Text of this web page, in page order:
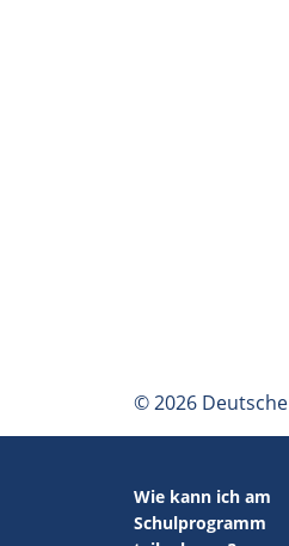
© 2026
Wie kann ich am
Schulprogramm